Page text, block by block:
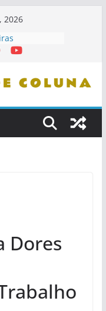
2026
Entender
Da
Dores